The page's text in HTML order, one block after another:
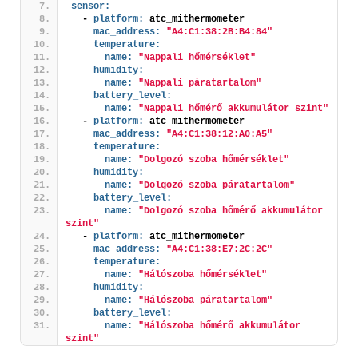
sensor:
  -
platform:
atc_mithermometer
mac_address:
"A4:C1:38:2B:B4:84"
temperature:
name:
"Nappali hőmérséklet"
humidity:
name:
"Nappali páratartalom"
battery_level:
name:
"Nappali hőmérő akkumulátor szint"
  -
platform:
atc_mithermometer
mac_address:
"A4:C1:38:12:A0:A5"
temperature:
name:
"Dolgozó szoba hőmérséklet"
humidity:
name:
"Dolgozó szoba páratartalom"
battery_level:
name:
"Dolgozó szoba hőmérő akkumulátor
szint"
  -
platform:
atc_mithermometer
mac_address:
"A4:C1:38:E7:2C:2C"
temperature:
name:
"Hálószoba hőmérséklet"
humidity:
name:
"Hálószoba páratartalom"
battery_level:
name:
"Hálószoba hőmérő akkumulátor
szint"